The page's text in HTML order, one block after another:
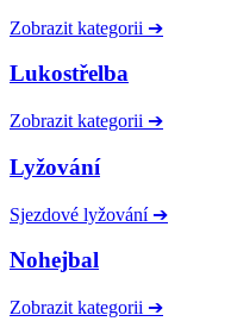
Zobrazit kategorii ➔
Lukostřelba
Zobrazit kategorii ➔
Lyžování
Sjezdové lyžování ➔
Nohejbal
Zobrazit kategorii ➔